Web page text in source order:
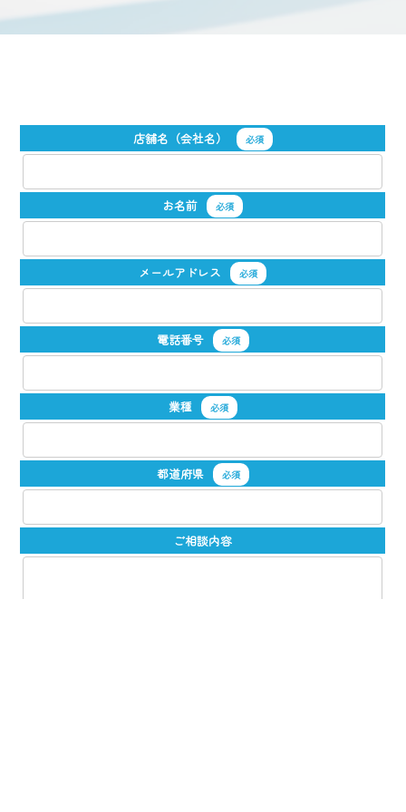
店舗名（会社名） 必須
お名前 必須
メールアドレス 必須
電話番号 必須
業種 必須
都道府県 必須
ご相談内容